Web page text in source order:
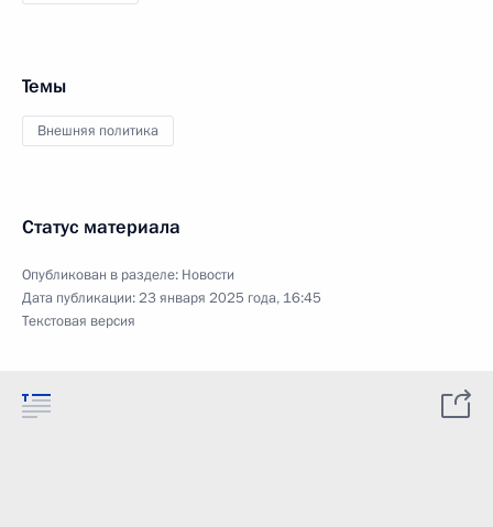
Темы
Внешняя политика
Статус материала
Опубликован в разделе: Новости
Дата публикации:23 января 2025 года, 16:45
Текстовая версия